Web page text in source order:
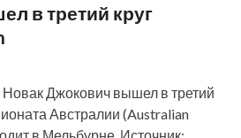
в третий круг
Новак Джокович вышел в третий
Австралии (Australian
в Мельбурне. Источник: